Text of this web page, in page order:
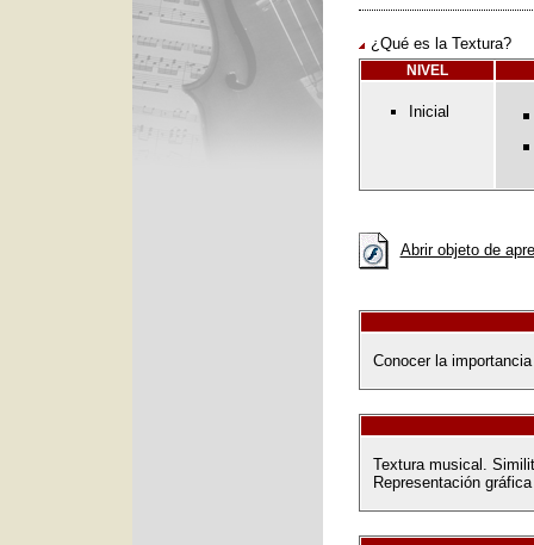
¿Qué es la Textura?
NIVEL
Inicial
Abrir objeto de
Conocer la
Textura musical.
Representación